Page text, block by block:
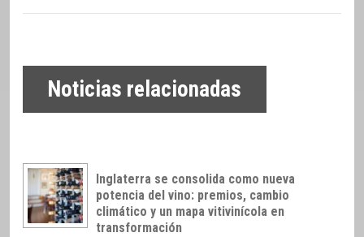
Noticias relacionadas
Inglaterra se consolida como nueva
potencia del vino: premios, cambio
climático y un mapa vitivinícola en
transformación